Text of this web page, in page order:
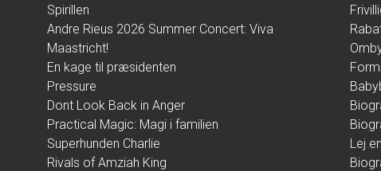
Spirillen
Andre Rieus 2026 Summer Concert: Viva
Maastricht!
En kage til præsidenten
Pressure
Dont Look Back in Anger
Practical Magic: Magi i familien
Superhunden Charlie
Rivals of Amziah King
Lej